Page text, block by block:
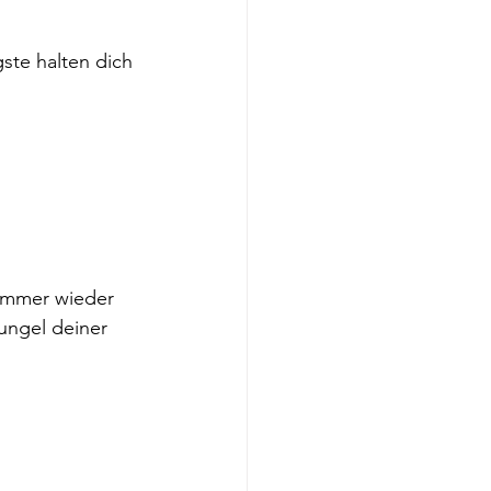
halten dich
wieder
deiner